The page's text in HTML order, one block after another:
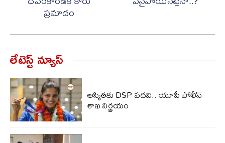
ప్రమాదం
లేటెస్ట్ న్యూస్‌
అస్మితకు DSP పదవి.. యూపీ పోలీస్
శాఖ నిర్ణయం